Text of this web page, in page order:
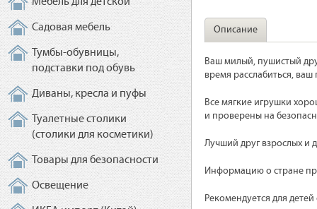
Садовая мебель
Тумбы-обувницы,
подставки под обувь
Диваны, кресла и пуфы
Туалетные столики
(столики для косметики)
Товары для безопасности
Освещение
Описание
Ваш милый, пушистый
время расслабиться,
Все мягкие игрушки
и проверены на
Лучший друг взрослых и
Информацию о стране
Рекомендуется для